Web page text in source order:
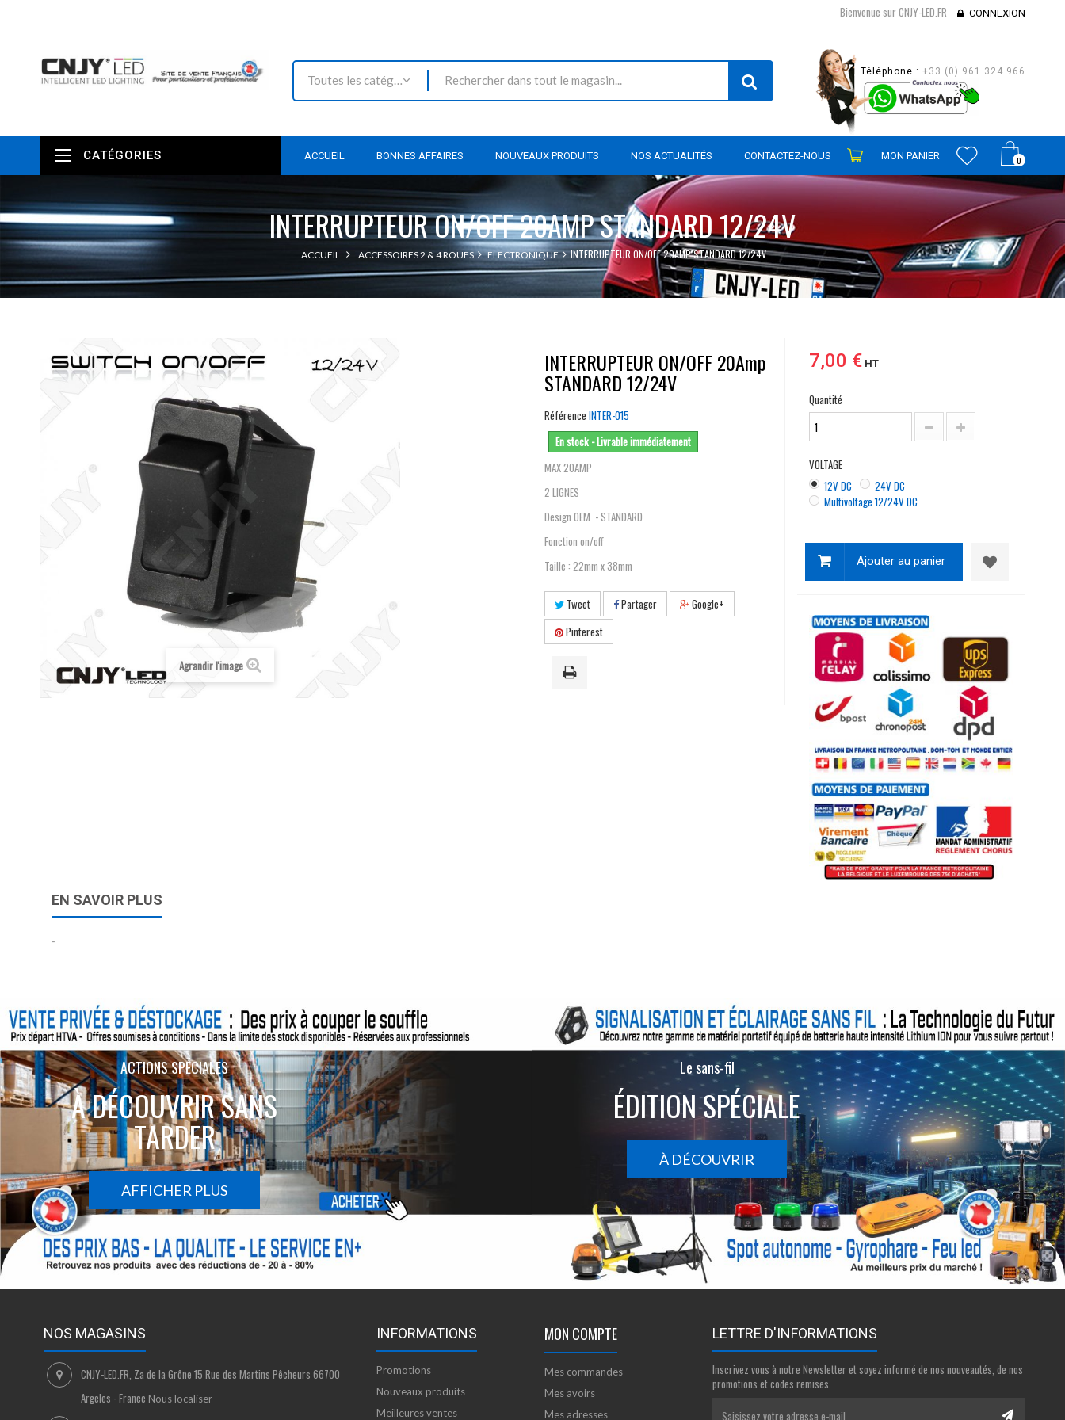
Bienvenue sur CNJY-LED.FR CONNEXION
Toutes les catégories
Téléphone : +33 (0) 961 324 966
0
ACCUEIL BONNES AFFAIRES NOUVEAUX PRODUITS NOS ACTUALITÉS CONTACTEZ-NOUS MON PANIER
CATÉGORIES
INTERRUPTEUR ON/OFF 20AMP STANDARD 12/24V
ACCUEIL ACCESSOIRES 2 & 4 ROUES ELECTRONIQUE INTERRUPTEUR ON/OFF 20AMP STANDARD 12/24V
Agrandir l'image
INTERRUPTEUR ON/OFF 20Amp
STANDARD 12/24V
Référence INTER-015
En stock - Livrable immédiatement
MAX 20AMP
2 LIGNES
Design OEM - STANDARD
Fonction on/off
Taille : 22mm x 38mm
Tweet Partager
Google+
Pinterest
7,00 €HT
Quantité
VOLTAGE
12V DC
24V DC
Multivoltage 12/24V DC
Ajouter au panier
EN SAVOIR PLUS
-
ACTIONS SPÉCIALES
À DÉCOUVRIR SANS
TARDER
AFFICHER PLUS
Le sans-fil
ÉDITION SPÉCIALE
À DÉCOUVRIR
NOS MAGASINS
CNJY-LED.FR, Za de la Grône 15 Rue des Martins Pêcheurs 66700
Argeles - France Nous localiser
INFORMATIONS
Promotions
Nouveaux produits
Meilleures ventes
MON COMPTE
Mes commandes
Mes avoirs
Mes adresses
LETTRE D'INFORMATIONS
Inscrivez vous à notre Newsletter et soyez informé de nos nouveautés, de nos
promotions et codes remises.